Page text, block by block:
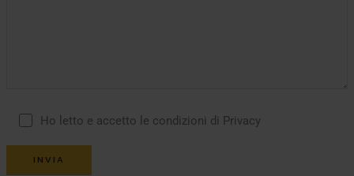
Ho letto e accetto le condizioni di Privacy